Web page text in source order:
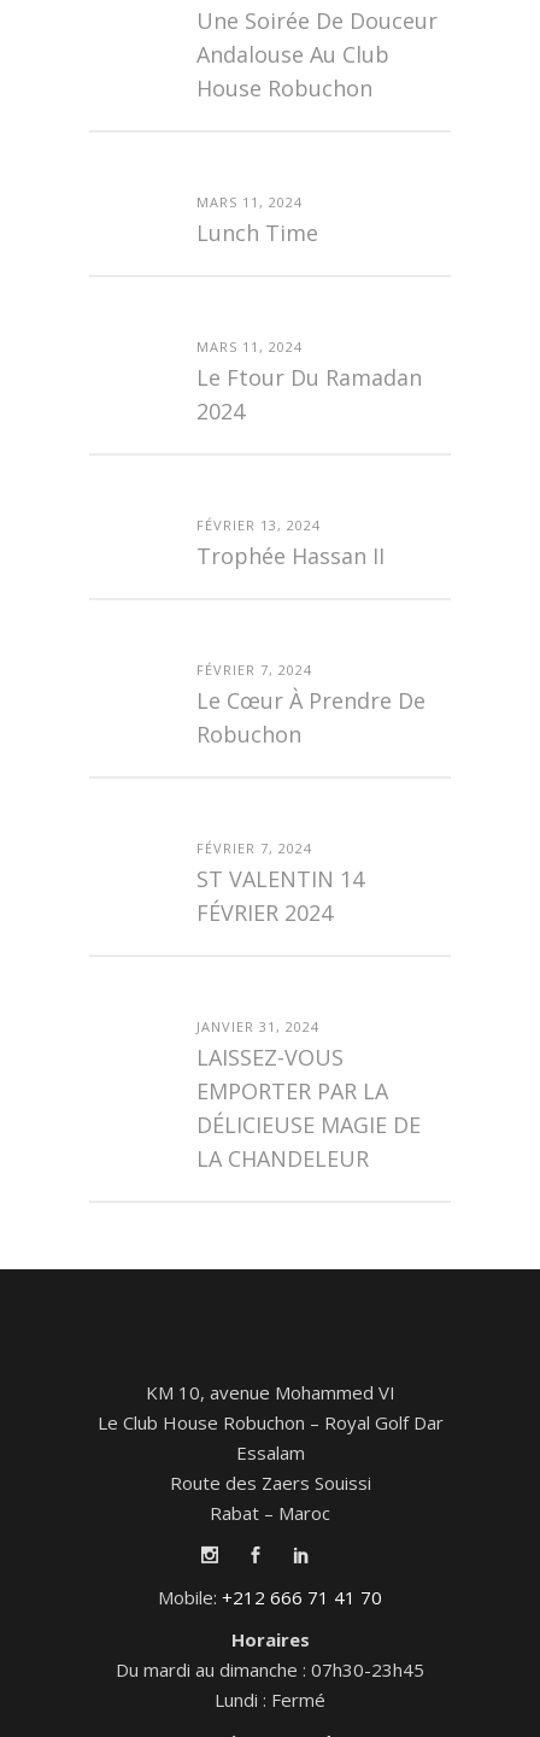
Une Soirée De Douceur
Andalouse Au Club
House Robuchon
MARS 11, 2024
Lunch Time
MARS 11, 2024
Le Ftour Du Ramadan
2024
FÉVRIER 13, 2024
Trophée Hassan II
FÉVRIER 7, 2024
Le Cœur À Prendre De
Robuchon
FÉVRIER 7, 2024
ST VALENTIN 14
FÉVRIER 2024
JANVIER 31, 2024
LAISSEZ-VOUS
EMPORTER PAR LA
DÉLICIEUSE MAGIE DE
LA CHANDELEUR
KM 10, avenue Mohammed VI
Le Club House Robuchon – Royal Golf Dar
Essalam
Route des Zaers Souissi
Rabat – Maroc
Mobile: +212 666 71 41 70
Horaires
Du mardi au dimanche : 07h30-23h45
Lundi : Fermé